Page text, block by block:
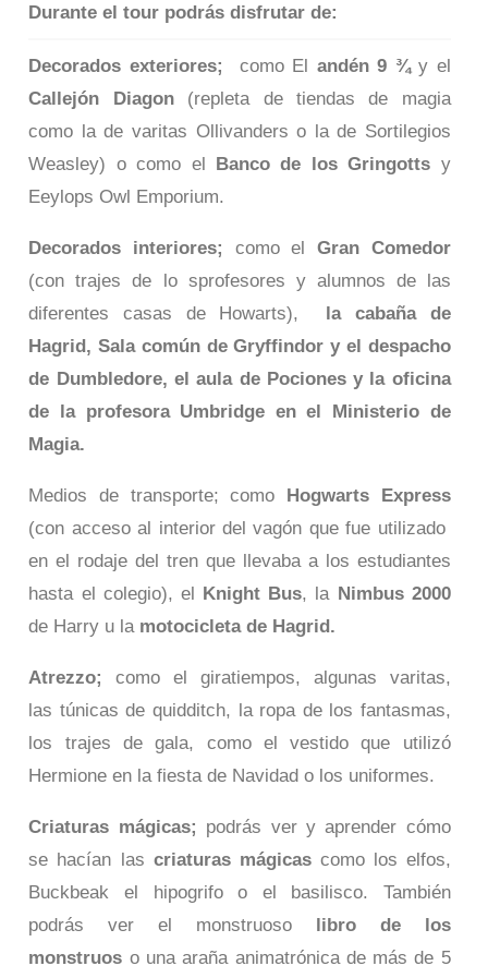
Durante el tour podrás disfrutar de:
Decorados exteriores; como El andén 9 ¾y el
Callejón Diagon(repleta de tiendas de magia
como la de varitas Ollivanders o la de Sortilegios
Weasley) o como el Banco de los Gringotts y
Eeylops Owl Emporium.
Decorados interiores; como elGran Comedor
(con trajes de lo sprofesores y alumnos de las
diferentes casas de Howarts), la cabaña de
Hagrid, Sala común de Gryffindor y el despacho
de Dumbledore, el aula de Pociones y la oficina
de la profesora Umbridge en el Ministerio de
Magia.
Medios de transporte; como Hogwarts Express
(con acceso al interior del vagón que fue utilizado
en el rodaje del tren que llevaba a los estudiantes
hasta el colegio), el Knight Bus, la Nimbus 2000
de Harry u la motocicleta de Hagrid.
Atrezzo; como el giratiempos, algunas varitas,
las túnicas dequidditch, la ropa de los fantasmas,
los trajes de gala, como el vestido que utilizó
Hermione en la fiesta de Navidad o los uniformes.
Criaturas mágicas; podrás ver y aprender cómo
se hacían las criaturas mágicascomo los elfos,
Buckbeak el hipogrifo o el basilisco. También
podrás ver el monstruoso libro de los
monstruos o una araña animatrónica de más de 5